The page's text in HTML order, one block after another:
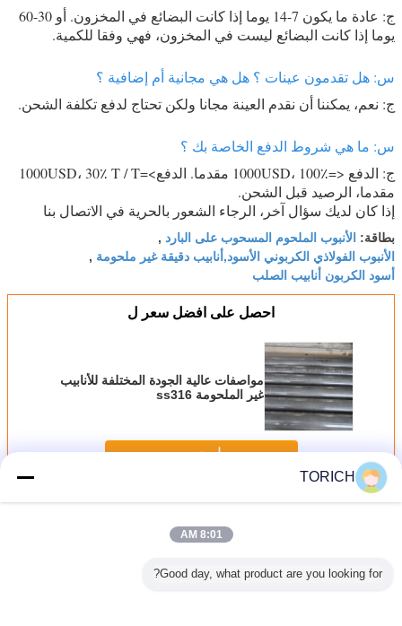
ج: عادة ما يكون 7-14 يوما إذا كانت البضائع في المخزون. أو 30-60
يوما إذا كانت البضائع ليست في المخزون، فهي وفقا للكمية.
س: هل تقدمون عينات ؟ هل هي مجانية أم إضافية ؟
ج: نعم، يمكننا أن نقدم العينة مجانا ولكن تحتاج لدفع تكلفة الشحن.
س: ما هي شروط الدفع الخاصة بك ؟
ج: الدفع <=1000USD، 100٪ مقدما. الدفع>=1000USD، 30٪ T / T
مقدما، الرصيد قبل الشحن.
إذا كان لديك سؤال آخر، الرجاء الشعور بالحرية في الاتصال بنا
بطاقة: الأنبوب الملحوم المسحوب على البارد ,
الأنبوب الفولاذي الكربوني الأسود,أنابيب دقيقة غير ملحومة ,
أسود الكربون أنابيب الصلب
احصل على افضل سعر ل
مواصفات عالية الجودة المختلفة للأنابيب
غير الملحومة ss316
استمر
أكثرسلس أنابيب الصلب الدقة
TORICH
8:01 AM
Good day, what product are you looking for?